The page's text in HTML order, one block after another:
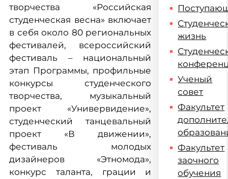
творчества «Российская
студенческая весна» включает
в себя около 80 региональных
фестивалей, всероссийский
фестиваль – национальный
этап Программы, профильные
конкурсы студенческого
творчества, музыкальный
проект «Универвидение»,
студенческий танцевальный
проект «В движении»,
фестиваль молодых
дизайнеров «Этномода»,
конкурс таланта, грации и
жизнь
Ученый
совет
Факультет
Факультет
заочного
обучения